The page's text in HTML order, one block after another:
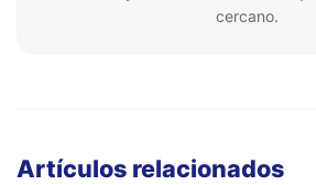
cercano.
Artículos relacionados